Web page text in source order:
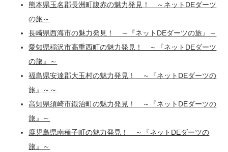
熊本県玉名郡長洲町腹赤の魅力発見！ ～ネットDEダーツ
の旅～
長崎県西海市の魅力発見！ ～『ネットDEダーツの旅』～
愛知県稲沢市高重西町の魅力発見！ ～『ネットDEダーツ
の旅』～
福島県安達郡大玉村の魅力発見！ ～『ネットDEダーツの
旅』～～
高知県須崎市鍛治町の魅力発見！ ～『ネットDEダーツの
旅』～
鹿児島県南種子町の魅力発見！ ～『ネットDEダーツの
旅』～